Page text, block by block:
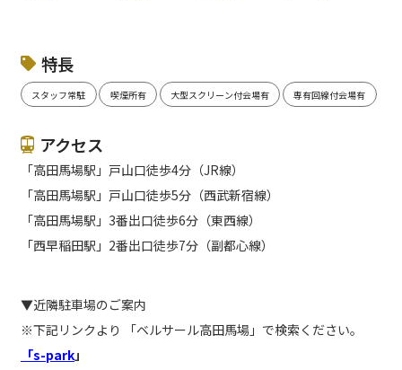
特長
スタッフ常駐 喫煙所有 大型スクリーン付会場有 専有回線付会場有
アクセス
「高田馬場駅」戸山口徒歩4分（JR線）
「高田馬場駅」戸山口徒歩5分（西武新宿線）
「高田馬場駅」3番出口徒歩6分（東西線）
「西早稲田駅」2番出口徒歩7分（副都心線）
▼近隣駐車場のご案内
※下記リンクより 「ベルサール高田馬場」で検索ください。
「s-park」